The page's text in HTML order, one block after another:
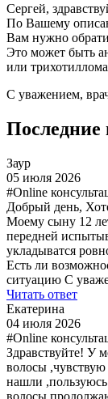
Сергей,
По Вашему
Вам нужно
Это может быть
или
С уважением,
Последние
Заур
05 июля 2026
#Online
Добрый день,
Моему сыну 12
передней
укладыватся
Есть ли
ситуацию С
Читать ответ
Екатерина
04 июля 2026
#Online
Здравствуйте! У
волосы
нашли
волосы